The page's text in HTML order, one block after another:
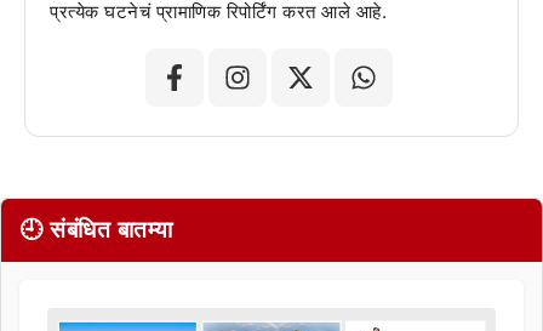
प्रत्येक घटनेचं प्रामाणिक रिपोर्टिंग करत आले आहे.
🕘 संबंधित बातम्या